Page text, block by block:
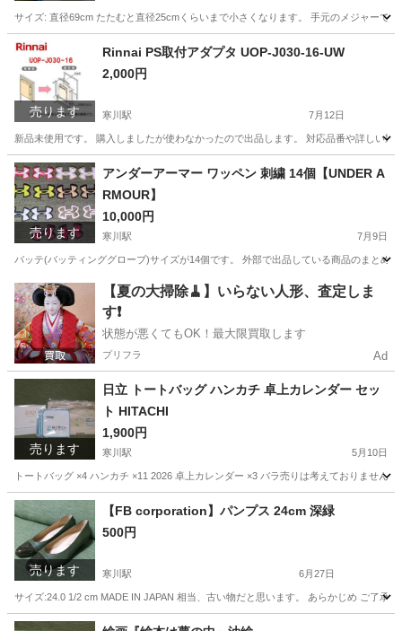
サイズ: 直径69cm たたむと直径25cmくらいまで小さくなります。 手元のメジャーで
神奈川 洗濯用品
売ります
Rinnai PS取付アダプタ UOP-J030-16-UW
2,000円
寒川駅 7月12日
新品未使用です。 購入しましたが使わなかったので出品します。 対応品番や詳しい
神奈川 高座郡 寒川駅 アダプタ
売ります
アンダーアーマー ワッペン 刺繍 14個【UNDER A
RMOUR】
10,000円
寒川駅 7月9日
バッテ(バッティンググローブ)サイズが14個です。 外部で出品している商品のまとめ
神奈川 寒川駅 野球
【夏の大掃除🧹】いらない人形、査定しま
す❗️
状態が悪くてもOK！最大限買取します
プリフラ Ad
売ります
日立 トートバッグ ハンカチ 卓上カレンダー セッ
ト HITACHI
1,900円
寒川駅 5月10日
トートバッグ ×4 ハンカチ ×11 2026 卓上カレンダー ×3 バラ売りは考えておりませ
神奈川 高座郡 ノベルティグッズ 卓上カレンダー
売ります
【FB corporation】パンプス 24cm 深緑
500円
寒川駅 6月27日
サイズ:24.0 1/2 cm MADE IN JAPAN 相当、古い物だと思います。 あらかじめ ご了
神奈川 高座郡 寒川駅 靴 需要